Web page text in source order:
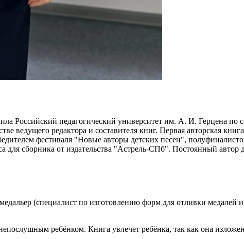
Российский педагогический университет им. А. И. Герцена
ведущего редактора и составителя книг. Первая авторская
фестиваля "Новые авторы детских песен",
для сборника от издательства "Астрель-СПб". Постоянный
(специалист по изготовлению форм для отливки медалей
ребёнком. Книга увлечет ребёнка, так как она